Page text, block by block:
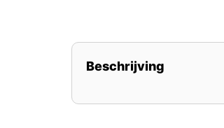
Beschrijving